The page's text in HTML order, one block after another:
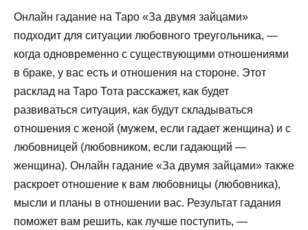
Онлайн гадание на Таро «За двумя зайцами»
подходит для ситуации любовного треугольника, —
когда одновременно с существующими отношениями
в браке, у вас есть и отношения на стороне. Этот
расклад на Таро Тота расскажет, как будет
развиваться ситуация, как будут складываться
отношения с женой (мужем, если гадает женщина) и с
любовницей (любовником, если гадающий —
женщина). Онлайн гадание «За двумя зайцами» также
раскроет отношение к вам любовницы (любовника),
мысли и планы в отношении вас. Результат гадания
поможет вам решить, как лучше поступить, —